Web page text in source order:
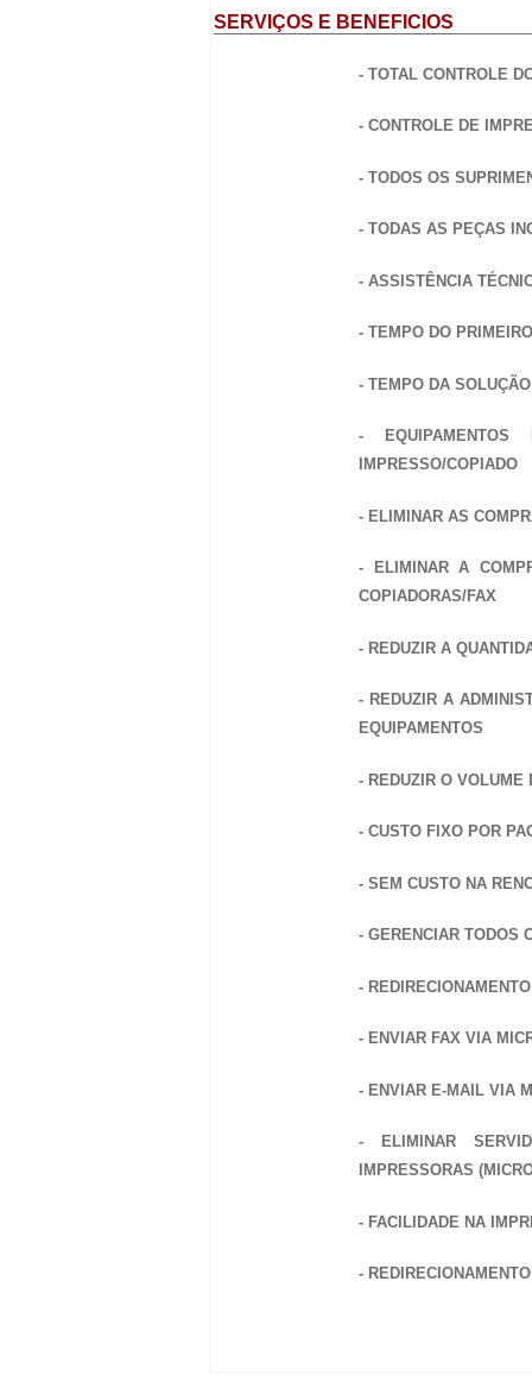
SERVIÇOS E BENEFICIOS
- TOTAL CONTROLE
- CONTROLE DE
- TODOS OS
- TODAS AS PEÇAS
- ASSISTÊNCIA
- TEMPO DO
- TEMPO DA
-
IMPRESSO/COPIADO
- ELIMINAR AS
- ELIMINAR A
COPIADORAS/FAX
- REDUZIR A
- REDUZIR A
EQUIPAMENTOS
- REDUZIR O VOLUME
- CUSTO FIXO POR
- SEM CUSTO NA
- GERENCIAR TODOS
-
- ENVIAR FAX VIA
- ENVIAR E-MAIL VIA
- ELIMINAR
IMPRESSORAS
- FACILIDADE NA
-